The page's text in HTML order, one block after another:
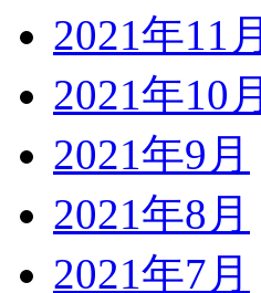
2021年11月
2021年10月
2021年9月
2021年8月
2021年7月